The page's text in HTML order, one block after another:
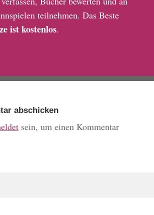
teilnehmen. Das Beste
ist kostenlos.
abschicken
sein, um einen Kommentar